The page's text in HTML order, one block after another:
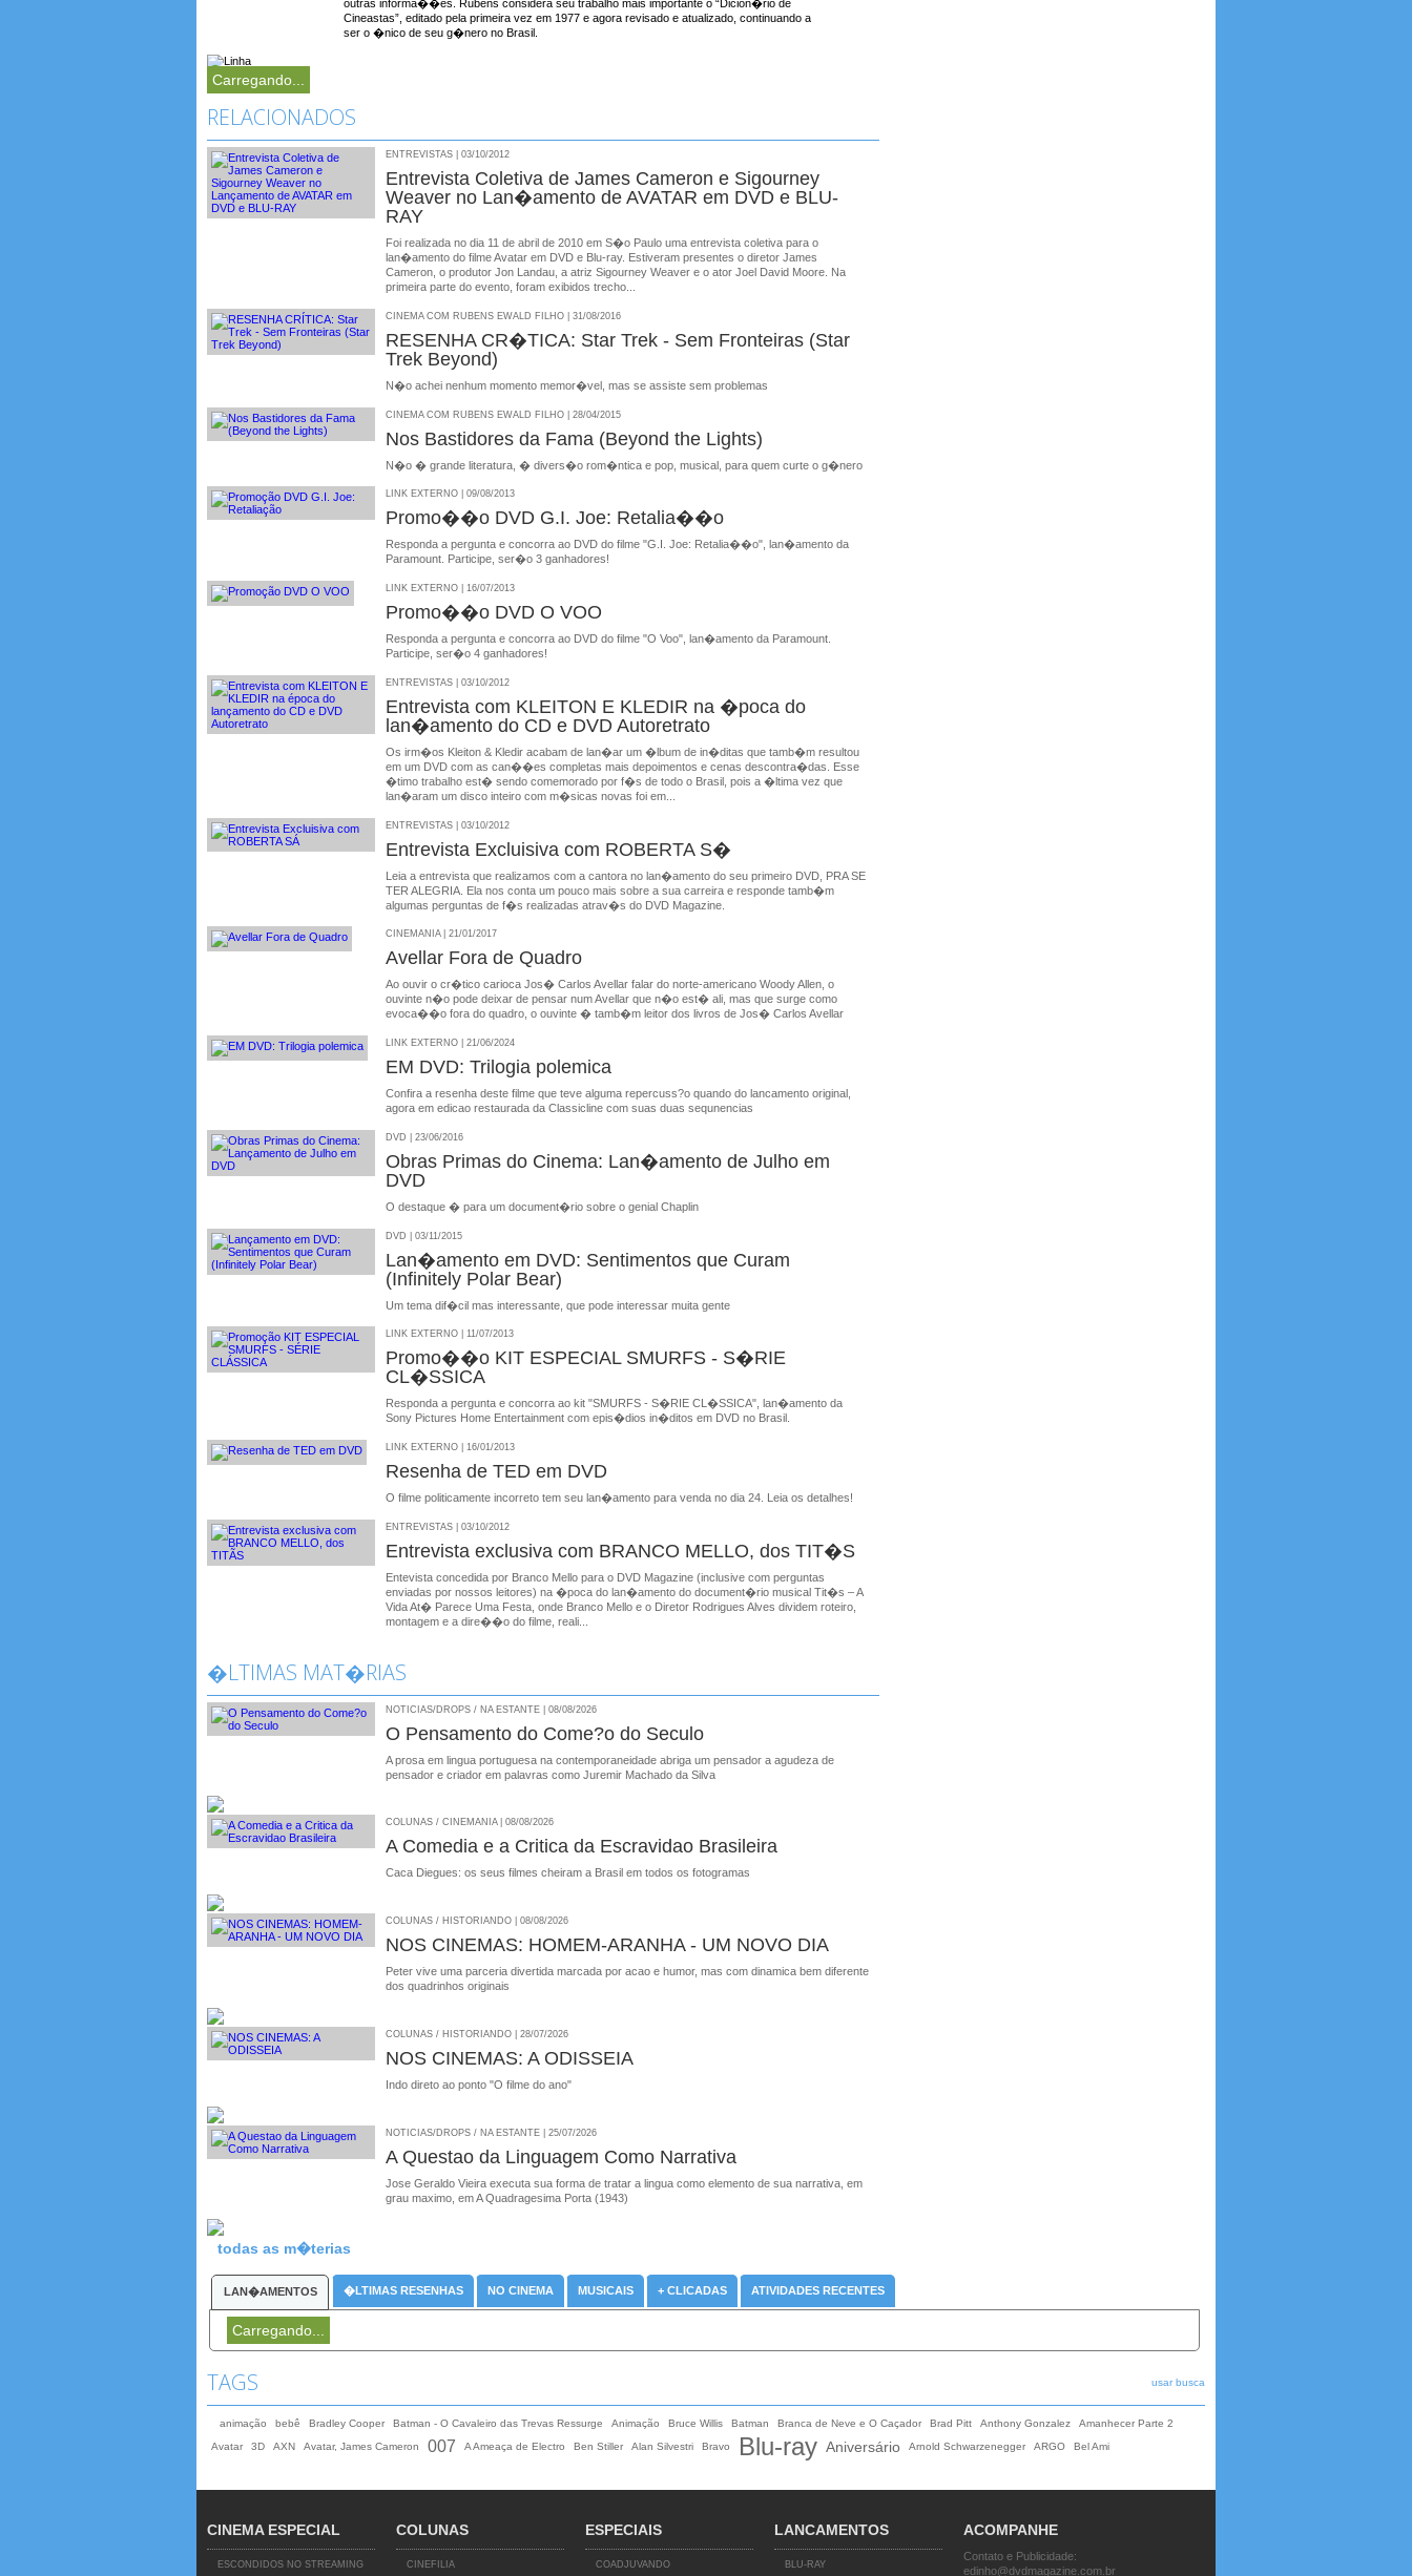
outras informa��es. Rubens considera seu trabalho mais importante o “Dicion�rio de
Cineastas”, editado pela primeira vez em 1977 e agora revisado e atualizado, continuando a
ser o �nico de seu g�nero no Brasil.
Carregando...
RELACIONADOS
ENTREVISTAS | 03/10/2012
Entrevista Coletiva de James Cameron e Sigourney
Weaver no Lan�amento de AVATAR em DVD e BLU-
RAY
Foi realizada no dia 11 de abril de 2010 em S�o Paulo uma entrevista coletiva para o
lan�amento do filme Avatar em DVD e Blu-ray. Estiveram presentes o diretor James
Cameron, o produtor Jon Landau, a atriz Sigourney Weaver e o ator Joel David Moore. Na
primeira parte do evento, foram exibidos trecho...
CINEMA COM RUBENS EWALD FILHO | 31/08/2016
RESENHA CR�TICA: Star Trek - Sem Fronteiras (Star
Trek Beyond)
N�o achei nenhum momento memor�vel, mas se assiste sem problemas
CINEMA COM RUBENS EWALD FILHO | 28/04/2015
Nos Bastidores da Fama (Beyond the Lights)
N�o � grande literatura, � divers�o rom�ntica e pop, musical, para quem curte o g�nero
LINK EXTERNO | 09/08/2013
Promo��o DVD G.I. Joe: Retalia��o
Responda a pergunta e concorra ao DVD do filme "G.I. Joe: Retalia��o", lan�amento da
Paramount. Participe, ser�o 3 ganhadores!
LINK EXTERNO | 16/07/2013
Promo��o DVD O VOO
Responda a pergunta e concorra ao DVD do filme "O Voo", lan�amento da Paramount.
Participe, ser�o 4 ganhadores!
ENTREVISTAS | 03/10/2012
Entrevista com KLEITON E KLEDIR na �poca do
lan�amento do CD e DVD Autoretrato
Os irm�os Kleiton & Kledir acabam de lan�ar um �lbum de in�ditas que tamb�m resultou
em um DVD com as can��es completas mais depoimentos e cenas descontra�das. Esse
�timo trabalho est� sendo comemorado por f�s de todo o Brasil, pois a �ltima vez que
lan�aram um disco inteiro com m�sicas novas foi em...
ENTREVISTAS | 03/10/2012
Entrevista Excluisiva com ROBERTA S�
Leia a entrevista que realizamos com a cantora no lan�amento do seu primeiro DVD, PRA SE
TER ALEGRIA. Ela nos conta um pouco mais sobre a sua carreira e responde tamb�m
algumas perguntas de f�s realizadas atrav�s do DVD Magazine.
CINEMANIA | 21/01/2017
Avellar Fora de Quadro
Ao ouvir o cr�tico carioca Jos� Carlos Avellar falar do norte-americano Woody Allen, o
ouvinte n�o pode deixar de pensar num Avellar que n�o est� ali, mas que surge como
evoca��o fora do quadro, o ouvinte � tamb�m leitor dos livros de Jos� Carlos Avellar
LINK EXTERNO | 21/06/2024
EM DVD: Trilogia polemica
Confira a resenha deste filme que teve alguma repercuss?o quando do lancamento original,
agora em edicao restaurada da Classicline com suas duas sequnencias
DVD | 23/06/2016
Obras Primas do Cinema: Lan�amento de Julho em
DVD
O destaque � para um document�rio sobre o genial Chaplin
DVD | 03/11/2015
Lan�amento em DVD: Sentimentos que Curam
(Infinitely Polar Bear)
Um tema dif�cil mas interessante, que pode interessar muita gente
LINK EXTERNO | 11/07/2013
Promo��o KIT ESPECIAL SMURFS - S�RIE
CL�SSICA
Responda a pergunta e concorra ao kit "SMURFS - S�RIE CL�SSICA", lan�amento da
Sony Pictures Home Entertainment com epis�dios in�ditos em DVD no Brasil.
LINK EXTERNO | 16/01/2013
Resenha de TED em DVD
O filme politicamente incorreto tem seu lan�amento para venda no dia 24. Leia os detalhes!
ENTREVISTAS | 03/10/2012
Entrevista exclusiva com BRANCO MELLO, dos TIT�S
Entevista concedida por Branco Mello para o DVD Magazine (inclusive com perguntas
enviadas por nossos leitores) na �poca do lan�amento do document�rio musical Tit�s – A
Vida At� Parece Uma Festa, onde Branco Mello e o Diretor Rodrigues Alves dividem roteiro,
montagem e a dire��o do filme, reali...
�LTIMAS MAT�RIAS
NOTICIAS/DROPS / NA ESTANTE | 08/08/2026
O Pensamento do Come?o do Seculo
A prosa em lingua portuguesa na contemporaneidade abriga um pensador a agudeza de
pensador e criador em palavras como Juremir Machado da Silva
COLUNAS / CINEMANIA | 08/08/2026
A Comedia e a Critica da Escravidao Brasileira
Caca Diegues: os seus filmes cheiram a Brasil em todos os fotogramas
COLUNAS / HISTORIANDO | 08/08/2026
NOS CINEMAS: HOMEM-ARANHA - UM NOVO DIA
Peter vive uma parceria divertida marcada por acao e humor, mas com dinamica bem diferente
dos quadrinhos originais
COLUNAS / HISTORIANDO | 28/07/2026
NOS CINEMAS: A ODISSEIA
Indo direto ao ponto "O filme do ano"
NOTICIAS/DROPS / NA ESTANTE | 25/07/2026
A Questao da Linguagem Como Narrativa
Jose Geraldo Vieira executa sua forma de tratar a lingua como elemento de sua narrativa, em
grau maximo, em A Quadragesima Porta (1943)
todas as m�terias
LAN�AMENTOS �LTIMAS RESENHAS NO CINEMA MUSICAIS + CLICADAS ATIVIDADES RECENTES
Carregando...
TAGS usar busca
animação bebê Bradley Cooper Batman - O Cavaleiro das Trevas Ressurge Animação Bruce Willis Batman Branca de Neve e O Caçador Brad Pitt Anthony Gonzalez
Amanhecer Parte 2
Avatar
3D AXN Avatar, James Cameron 007 A Ameaça de Electro Ben Stiller Alan Silvestri Bravo Blu-ray Aniversário Arnold Schwarzenegger ARGO Bel Ami
CINEMA ESPECIAL
ESCONDIDOS NO STREAMING
COLUNAS
CINEFILIA
ESPECIAIS
COADJUVANDO
LANCAMENTOS
BLU-RAY
ACOMPANHE
Contato e Publicidade:
edinho@dvdmagazine.com.br